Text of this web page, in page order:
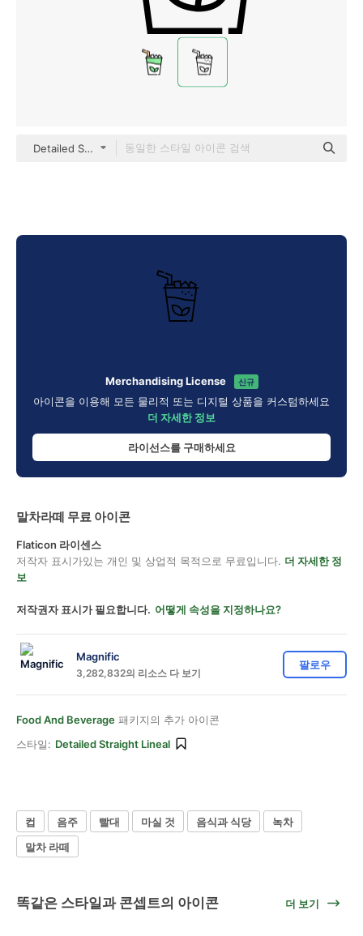
Detailed Straight Lineal
Merchandising License 신규
아이콘을 이용해 모든 물리적 또는 디지털 상품을 커스텀하세요
더 자세한 정보
라이선스를 구매하세요
말차라떼 무료 아이콘
Flaticon 라이센스
저작자 표시가있는 개인 및 상업적 목적으로 무료입니다. 더 자세한 정
보
저작권자 표시가 필요합니다. 어떻게 속성을 지정하나요?
Magnific
3,282,832의 리소스 다 보기
팔로우
Food And Beverage 패키지의 추가 아이콘
스타일: Detailed Straight Lineal
컵 음주 빨대 마실 것 음식과 식당
녹차
말차 라떼
똑같은 스타일과 콘셉트의 아이콘 더 보기